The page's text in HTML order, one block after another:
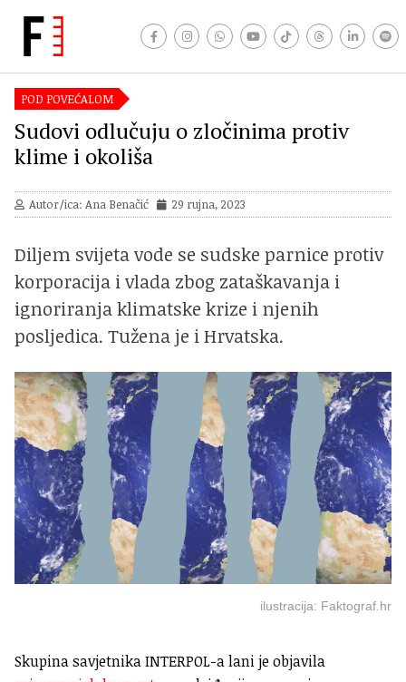
POD POVEĆALOM
Sudovi odlučuju o zločinima protiv
klime i okoliša
Autor/ica: Ana Benačić 29 rujna, 2023
Diljem svijeta vode se sudske parnice protiv
korporacija i vlada zbog zataškavanja i
ignoriranja klimatske krize i njenih
posljedica. Tužena je i Hrvatska.
ilustracija: Faktograf.hr
Skupina savjetnika INTERPOL-a lani je objavila